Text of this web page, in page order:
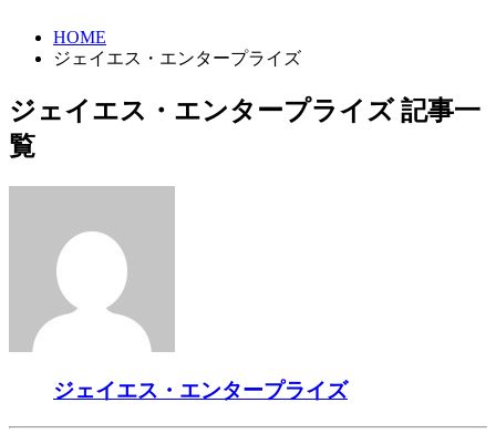
HOME
ジェイエス・エンタープライズ
ジェイエス・エンタープライズ 記事一
覧
ジェイエス・エンタープライズ